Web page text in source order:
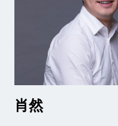
肖然